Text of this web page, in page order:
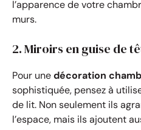
l’apparence de votre
murs.
2. Miroirs en guise de
Pour unedécoration
sophistiquée, pensez à
de lit. Non seulement ils
l’espace, mais ils ajoutent